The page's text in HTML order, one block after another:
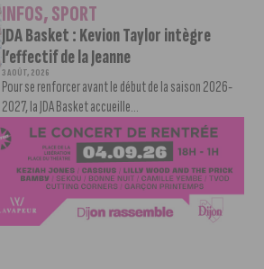
INFOS,SPORT
JDA Basket : Kevion Taylor intègre
l’effectif de la Jeanne
3 AOÛT, 2026
Pour se renforcer avant le début de la saison 2026-
2027, la JDA Basket accueille...